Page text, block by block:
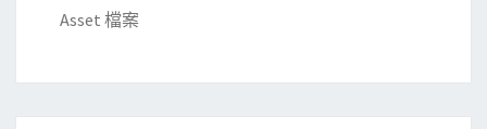
Asset 檔案